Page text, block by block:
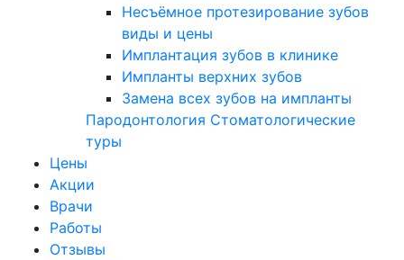
Несъёмное протезирование зубов
виды и цены
Имплантация зубов в клинике
Импланты верхних зубов
Замена всех зубов на импланты
Пародонтология Стоматологические
туры
Цены
Акции
Врачи
Работы
Отзывы